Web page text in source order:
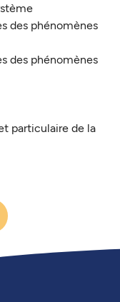
des phénomènes
des phénomènes
particulaire de la